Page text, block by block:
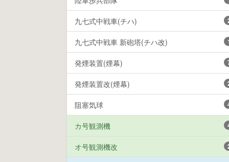
九七式中戦車(チハ)
九七式中戦車 新砲塔(チハ改)
発煙装置(煙幕)
発煙装置改(煙幕)
阻塞気球
カ号観測機
オ号観測機改